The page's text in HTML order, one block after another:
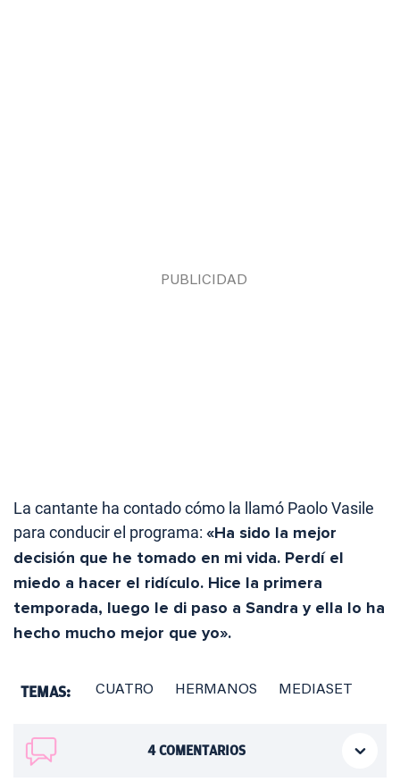
La cantante ha contado cómo la llamó Paolo Vasile
para conducir el programa: «Ha sido la mejor
decisión que he tomado en mi vida. Perdí el
miedo a hacer el ridículo. Hice la primera
temporada, luego le di paso a Sandra y ella lo ha
hecho mucho mejor que yo».
TEMAS: CUATRO HERMANOS MEDIASET
4COMENTARIOS